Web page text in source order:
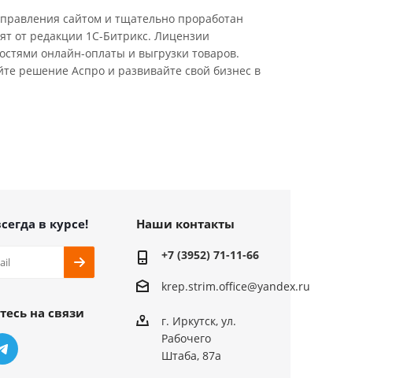
сайтом и тщательно проработан
от редакции 1С-Битрикс. Лицензии
онлайн-оплаты и выгрузки товаров.
решение Аспро и развивайте свой бизнес в
в курсе!
на связи
Наши контакты
+7 (3952) 71-11-66
krep.strim.office@yandex.ru
г. Иркутск, ул.
Рабочего
Штаба, 87а